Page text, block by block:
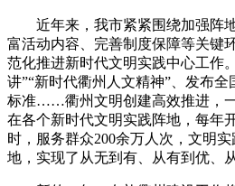
近年来，我市紧紧围绕加强阵
富活动内容、完善制度保障等关键
范化推进新时代文明实践中心工作
讲”“新时代衢州人文精神”、发布
标准……衢州文明创建高效推进，
在各个新时代文明实践阵地，每年
时，服务群众200余万人次，文明
地，实现了从无到有、从有到优、